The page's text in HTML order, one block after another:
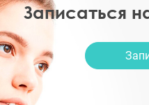
Записаться